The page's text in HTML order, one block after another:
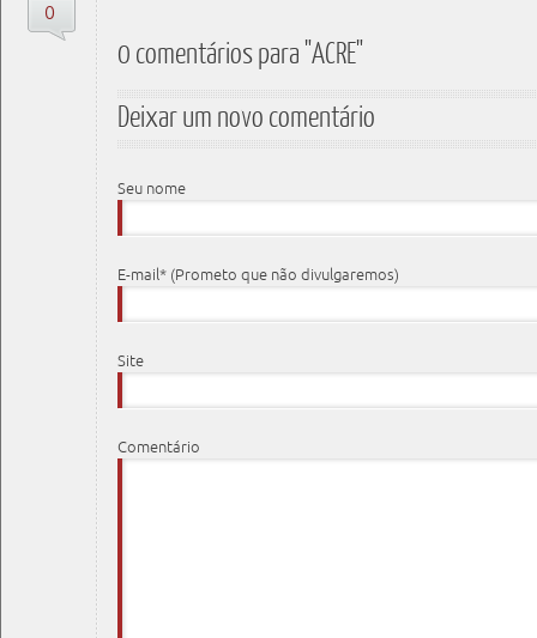
0
0 comentários para "ACRE"
Deixar um novo comentário
Seu nome
E-mail* (Prometo que não divulgaremos)
Site
Comentário